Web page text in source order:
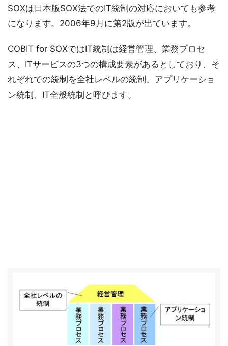
SOXは日本版SOX法でのIT統制の対応においても参考
になります。2006年9月に第2版が出ています。
COBIT for SOXではIT統制は経営管理、業務プロセ
ス、ITサービスの3つの構成要素があるとしており、そ
れぞれでの統制を全社レベルの統制、アプリケーショ
ン統制、IT全般統制と呼びます。